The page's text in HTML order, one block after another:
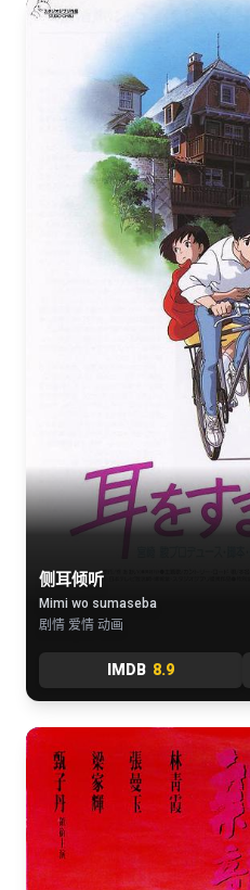
侧耳倾听
Mimi wo sumaseba
剧情 爱情 动画
IMDB 8.9